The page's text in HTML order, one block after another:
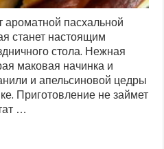
пасхальной
станет настоящим
стола. Нежная
маковая начинка и
и апельсиновой цедры
Приготовление не займет
…